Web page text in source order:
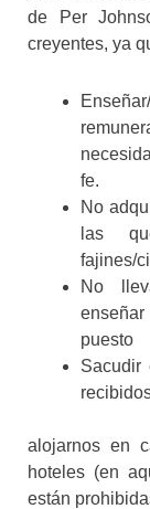
de Per
creyentes, ya
fe.
No
las
fajines/
No
puesto
alojarnos en
hoteles (en
están